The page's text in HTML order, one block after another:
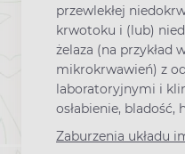
przewlekłej
krwotoku i (lub)
żelaza (na przykład
mikrokrwawień) z
laboratoryjnymi i
osłabienie, bladość,
Zaburzenia układu